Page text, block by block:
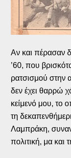
Αν και πέρασαν
’60, που
ρατσισμού στην
δεν έχει θαρρώ
κείμενό μου, το
τη
Λαμπράκη,
πολιτική, μα και